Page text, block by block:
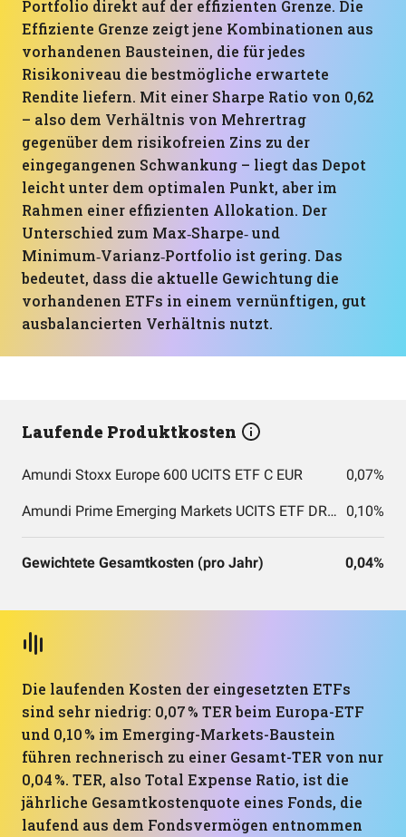
Portfolio direkt auf der effizienten Grenze. Die
Effiziente Grenze zeigt jene Kombinationen aus
vorhandenen Bausteinen, die für jedes
Risikoniveau die bestmögliche erwartete
Rendite liefern. Mit einer Sharpe Ratio von 0,62
– also dem Verhältnis von Mehrertrag
gegenüber dem risikofreien Zins zu der
eingegangenen Schwankung – liegt das Depot
leicht unter dem optimalen Punkt, aber im
Rahmen einer effizienten Allokation. Der
Unterschied zum Max‑Sharpe‑ und
Minimum‑Varianz‑Portfolio ist gering. Das
bedeutet, dass die aktuelle Gewichtung die
vorhandenen ETFs in einem vernünftigen, gut
ausbalancierten Verhältnis nutzt.
Laufende Produktkosten
Amundi Stoxx Europe 600 UCITS ETF C EUR 0,07%
Amundi Prime Emerging Markets UCITS ETF DR (C) 0,10%
Gewichtete Gesamtkosten (pro Jahr) 0,04%
Die laufenden Kosten der eingesetzten ETFs
sind sehr niedrig: 0,07 % TER beim Europa-ETF
und 0,10 % im Emerging-Markets-Baustein
führen rechnerisch zu einer Gesamt-TER von nur
0,04 %. TER, also Total Expense Ratio, ist die
jährliche Gesamtkostenquote eines Fonds, die
laufend aus dem Fondsvermögen entnommen